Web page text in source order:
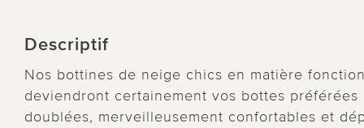
Descriptif
Nos bottines de neige chics en matière
deviendront certainement vos bottes
doublées, merveilleusement confortables et